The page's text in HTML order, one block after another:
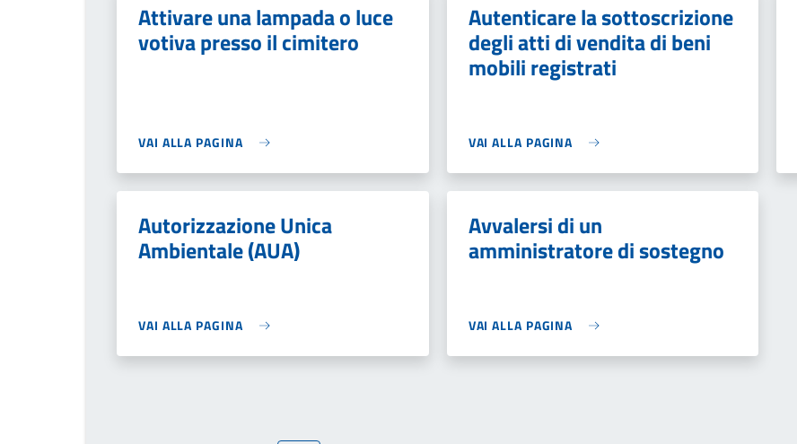
Attivare una lampada o luce
votiva presso il cimitero
VAI ALLA PAGINA
Autenticare la sottoscrizione
degli atti di vendita di beni
mobili registrati
VAI ALLA PAGINA
Autorizzazione Unica
Ambientale (AUA)
VAI ALLA PAGINA
Avvalersi di un
amministratore di sostegno
VAI ALLA PAGINA